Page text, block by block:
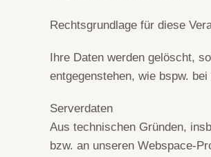
Rechtsgrundlage für diese
Ihre Daten werden gelöscht,
entgegenstehen, wie bspw.
Serverdaten
Aus technischen Gründen,
bzw. an unseren Webspace-